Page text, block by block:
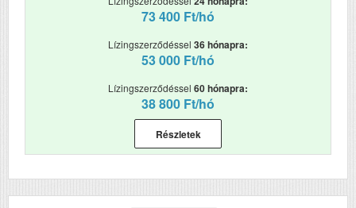
73 400 Ft/hó
Lízingszerződéssel 36 hónapra:
53 000 Ft/hó
Lízingszerződéssel 60 hónapra:
38 800 Ft/hó
Részletek